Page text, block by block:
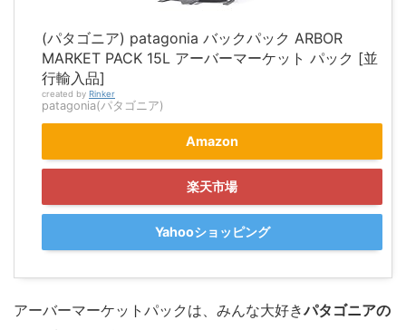
(パタゴニア) patagonia バックパック ARBOR
MARKET PACK 15L アーバーマーケット パック [並
行輸入品]
created by Rinker
patagonia(パタゴニア)
Amazon
楽天市場
Yahooショッピング
アーバーマーケットパックは、みんな大好きパタゴニアの